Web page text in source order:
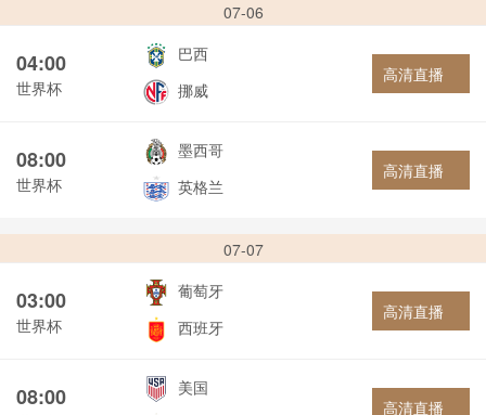
07-06
04:00
世界杯
巴西
挪威
高清直播
08:00
世界杯
墨西哥
英格兰
高清直播
07-07
03:00
世界杯
葡萄牙
西班牙
高清直播
08:00
美国
高清直播